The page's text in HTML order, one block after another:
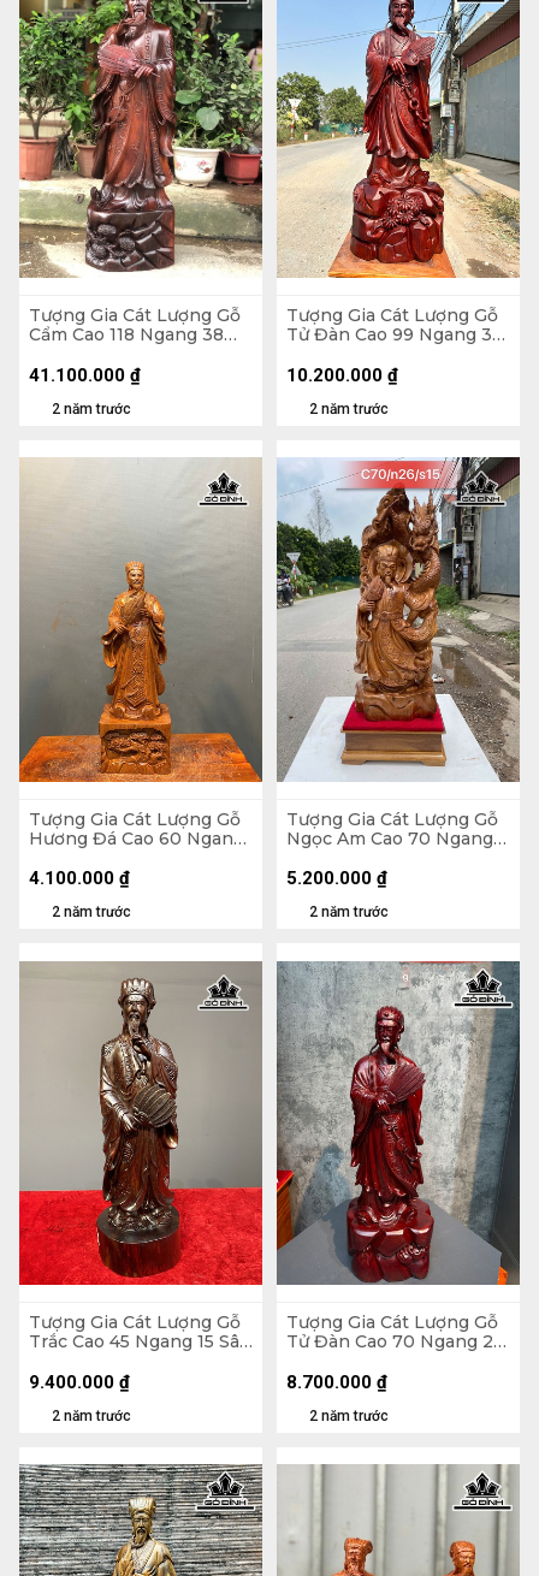
Tượng Gia Cát Lượng Gỗ
Cẩm Cao 118 Ngang 38
2 năm trước
41.100.000 ₫
Tượng Gia Cát Lượng Gỗ
Tử Đàn Cao 99 Ngang 34
2 năm trước
10.200.000 ₫
Tượng Gia Cát Lượng Gỗ
Hương Đá Cao 60 Ngang
2 năm trước
4.100.000 ₫
Tượng Gia Cát Lượng Gỗ
Ngọc Am Cao 70 Ngang
2 năm trước
5.200.000 ₫
Tượng Gia Cát Lượng Gỗ
Trắc Cao 45 Ngang 15 Sâu
2 năm trước
9.400.000 ₫
Tượng Gia Cát Lượng Gỗ
Tử Đàn Cao 70 Ngang 25
2 năm trước
8.700.000 ₫